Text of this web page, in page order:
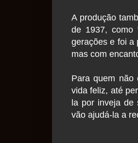
A produção
de 1937, como
gerações e foi a
mas com
Para quem não
vida feliz, até
la por inveja de
vão ajudá-la a